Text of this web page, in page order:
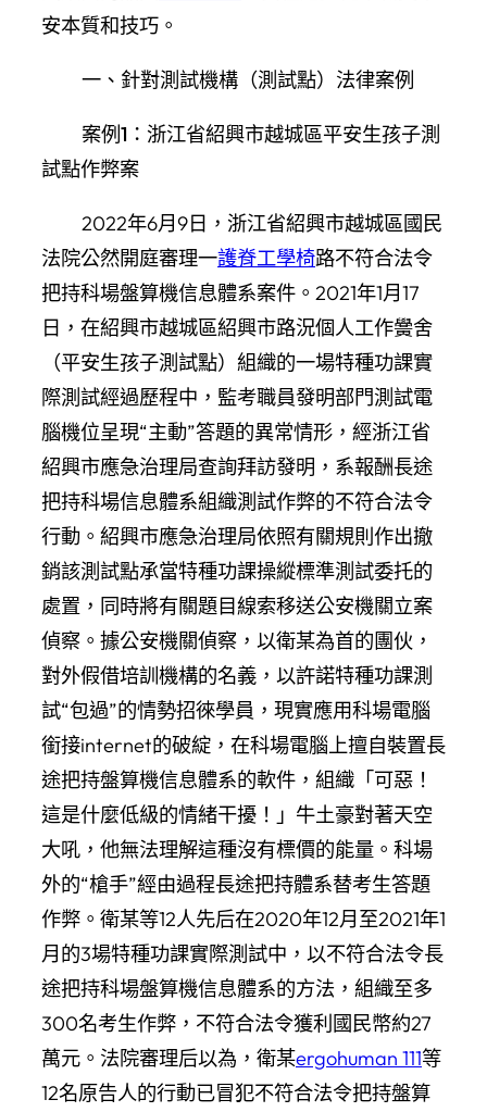
安本質和技巧。
一、針對測試機構（測試點）法律案例
案例1：浙江省紹興市越城區平安生孩子測
試點作弊案
2022年6月9日，浙江省紹興市越城區國民
法院公然開庭審理一護脊工學椅路不符合法令
把持科場盤算機信息體系案件。2021年1月17
日，在紹興市越城區紹興市路況個人工作黌舍
（平安生孩子測試點）組織的一場特種功課實
際測試經過歷程中，監考職員發明部門測試電
腦機位呈現“主動”答題的異常情形，經浙江省
紹興市應急治理局查詢拜訪發明，系報酬長途
把持科場信息體系組織測試作弊的不符合法令
行動。紹興市應急治理局依照有關規則作出撤
銷該測試點承當特種功課操縱標準測試委托的
處置，同時將有關題目線索移送公安機關立案
偵察。據公安機關偵察，以衛某為首的團伙，
對外假借培訓機構的名義，以許諾特種功課測
試“包過”的情勢招徠學員，現實應用科場電腦
銜接internet的破綻，在科場電腦上擅自裝置長
途把持盤算機信息體系的軟件，組織「可惡！
這是什麼低級的情緒干擾！」牛土豪對著天空
大吼，他無法理解這種沒有標價的能量。科場
外的“槍手”經由過程長途把持體系替考生答題
作弊。衛某等12人先后在2020年12月至2021年1
月的3場特種功課實際測試中，以不符合法令長
途把持科場盤算機信息體系的方法，組織至多
300名考生作弊，不符合法令獲利國民幣約27
萬元。法院審理后以為，衛某ergohuman 111等
12名原告人的行動已冒犯不符合法令把持盤算